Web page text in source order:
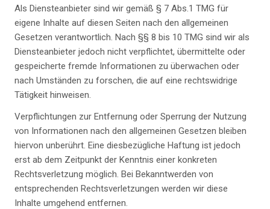
Als Diensteanbieter sind wir gemäß § 7 Abs.1 TMG für
eigene Inhalte auf diesen Seiten nach den allgemeinen
Gesetzen verantwortlich. Nach §§ 8 bis 10 TMG sind wir als
Diensteanbieter jedoch nicht verpflichtet, übermittelte oder
gespeicherte fremde Informationen zu überwachen oder
nach Umständen zu forschen, die auf eine rechtswidrige
Tätigkeit hinweisen.
Verpflichtungen zur Entfernung oder Sperrung der Nutzung
von Informationen nach den allgemeinen Gesetzen bleiben
hiervon unberührt. Eine diesbezügliche Haftung ist jedoch
erst ab dem Zeitpunkt der Kenntnis einer konkreten
Rechtsverletzung möglich. Bei Bekanntwerden von
entsprechenden Rechtsverletzungen werden wir diese
Inhalte umgehend entfernen.